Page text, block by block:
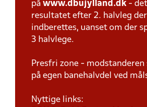
på www.dbujylland.dk -
resultatet efter 2. halvleg der
indberettes, uanset om der
3 halvlege.
Presfri zone -
på egen banehalvdel ved
Nyttige links: